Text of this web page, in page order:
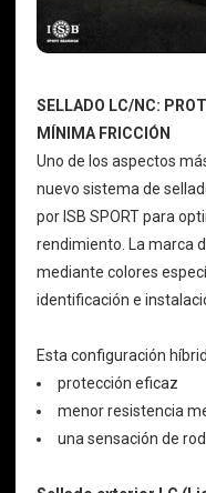
SELLADO LC/NC:
MÍNIMA FRICCIÓN
Uno de los aspectos
nuevo sistema de
por ISB SPORT para
rendimiento. La marca
mediante colores
identificación e
Esta configuración
protección eficaz
menor resistencia
una sensación de